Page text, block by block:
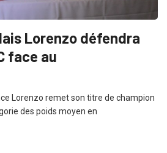
Lorenzo défendra
face au
Lorenzo remet son titre de champion
des poids moyen en